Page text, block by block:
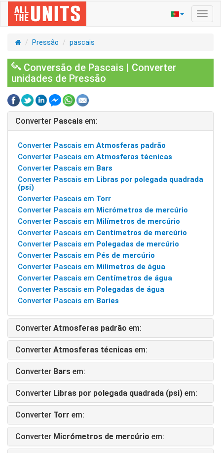
Pressão pascais
Conversão de Pascais | Converter
unidades de Pressão
Converter Pascais em:
Converter Pascais em Atmosferas padrão
Converter Pascais em Atmosferas técnicas
Converter Pascais em Bars
Converter Pascais em Libras por polegada quadrada
(psi)
Converter Pascais em Torr
Converter Pascais em Micrómetros de mercúrio
Converter Pascais em Milímetros de mercúrio
Converter Pascais em Centímetros de mercúrio
Converter Pascais em Polegadas de mercúrio
Converter Pascais em Pés de mercúrio
Converter Pascais em Milímetros de água
Converter Pascais em Centímetros de água
Converter Pascais em Polegadas de água
Converter Pascais em Baries
Converter Atmosferas padrão em:
Converter Atmosferas técnicas em:
Converter Bars em:
Converter Libras por polegada quadrada (psi) em:
Converter Torr em:
Converter Micrómetros de mercúrio em: